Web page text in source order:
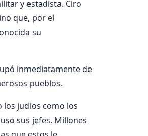
y estadista. Ciro
que, por el
su
inmediatamente de
pueblos.
los judios como los
sus jefes. Millones